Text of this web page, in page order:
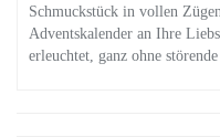
Schmuckstück in vollen
Adventskalender an Ihre
erleuchtet, ganz ohne